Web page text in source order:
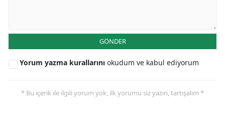
GÖNDER
Yorum yazma kurallarını okudum ve kabul ediyorum
* Bu içerik ile ilgili yorum yok, ilk yorumu siz yazın, tartışalım *